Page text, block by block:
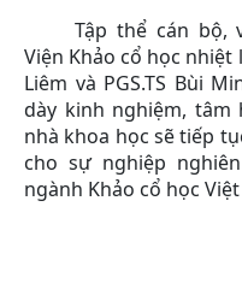
Tập thể cán bộ,
Viện Khảo cổ học nhiệt
Liêm và PGS.TS Bùi
dày kinh nghiệm, tâm
nhà khoa học sẽ tiếp
cho sự nghiệp
ngành Khảo cổ học